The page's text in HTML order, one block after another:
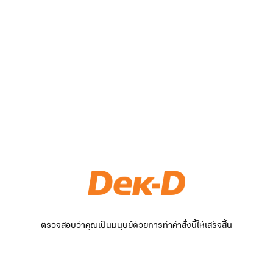
ตรวจสอบว่าคุณเป็นมนุษย์ด้วยการทำคำสั่งนี้ให้เสร็จสิ้น